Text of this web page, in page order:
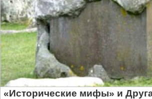
«Исторические мифы» и